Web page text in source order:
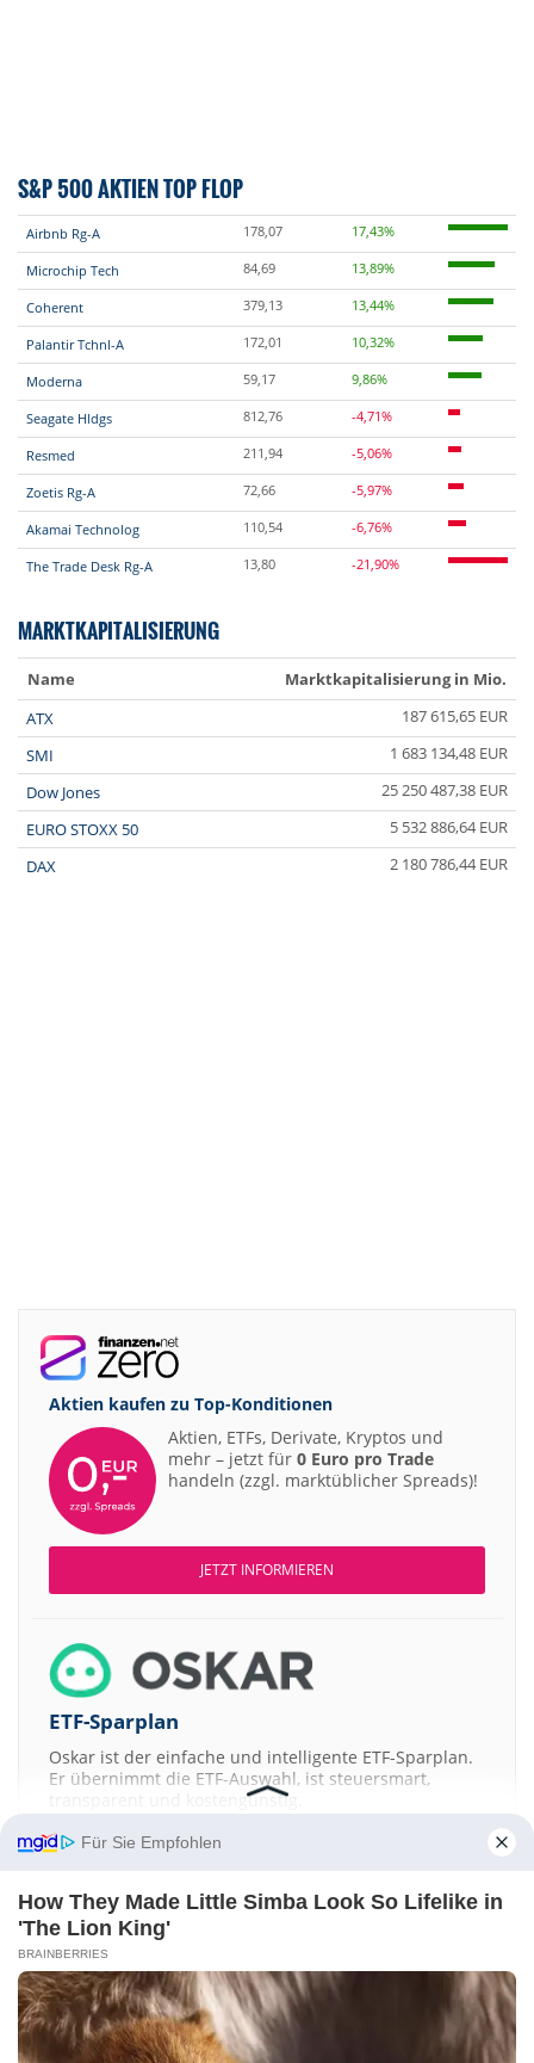
S&P 500 AKTIEN TOP FLOP
Airbnb Rg-A 178,07 17,43%
Microchip Tech 84,69 13,89%
Coherent 379,13 13,44%
Palantir Tchnl-A 172,01 10,32%
Moderna 59,17 9,86%
Seagate Hldgs 812,76 -4,71%
Resmed 211,94 -5,06%
Zoetis Rg-A 72,66 -5,97%
Akamai Technolog 110,54 -6,76%
The Trade Desk Rg-A 13,80 -21,90%
MARKTKAPITALISIERUNG
Name
Marktkapitalisierung in Mio.
ATX
187 615,65 EUR
SMI
1 683 134,48 EUR
Dow Jones
25 250 487,38 EUR
EURO STOXX 50
5 532 886,64 EUR
DAX
2 180 786,44 EUR
Aktien kaufen zu Top-Konditionen
Aktien, ETFs, Derivate, Kryptos und
mehr – jetzt für 0 Euro pro Trade
handeln (zzgl. marktüblicher Spreads)!
JETZT INFORMIEREN
ETF-Sparplan
Oskar ist der einfache und intelligente ETF-Sparplan.
Er übernimmt die ETF-Auswahl, ist steuersmart,
transparent und kostengünstig.
JETZT MEHR ERFAHREN
Aktien ATX DAX EuroStoxx 50 Dow Jones NASDAQ 100
Nikkei 225
S&P 500
Kontakt-Impressum- Werbung
Für Sie Empfohlen
How They Made Little Simba Look So Lifelike in
'The Lion King'
BRAINBERRIES